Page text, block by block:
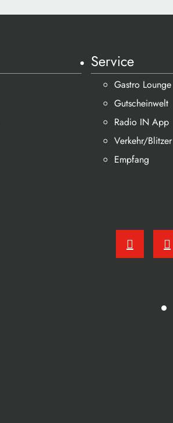
Service
Gastro Lounge
Gutscheinwelt
Radio IN App
Verkehr/Blitzer
Empfang